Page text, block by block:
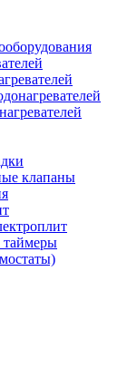
клапаны
таймеры